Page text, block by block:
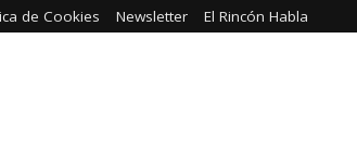
de Cookies Newsletter El Rincón Habla